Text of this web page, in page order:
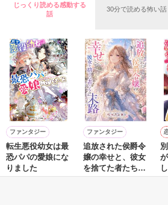
＊以前、公開していた話の改稿版です＊
作品を読む
守と由羅から『便利屋雛子』と馬鹿に
た上、同居まで提案してきて──？
鷹哉『宜しくな、俺の雛子』🦅
雛子『俺の……ひぃ、雛子？！！！』🐥
シゴデキで冷徹な上司が見せる素顔は
て……🐥💓🦅
※表紙も作中使用の画像も全てフリー素
※執筆期間2026.6.3〜7.20完結です。
※他サイトさんにて恋愛トレンド1位で
じっくり読める感動する
話
30分で読める怖い話
ファンタジー
転生悪役幼女は最
恐パパの愛娘にな
りました
ファンタジー
追放された侯爵令
嬢の幸せと、彼女
を捨てた者たちの
末路